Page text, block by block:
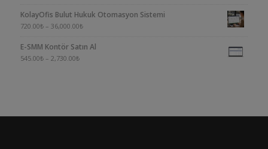
4.00oy aldı
KolayOfis Bulut Hukuk Otomasyon Sistemi
720.00₺ – 36,000.00₺
E-SMM Kontör Satın Al
545.00₺ – 2,730.00₺